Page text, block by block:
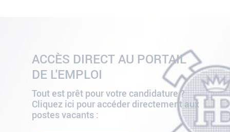
ACCÈS DIRECT AU PORTAIL
DE L'EMPLOI
Tout est prêt pour votre candidature ?
Cliquez ici pour accéder directement aux
postes vacants :